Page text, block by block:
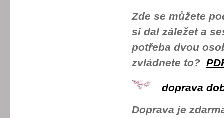
Zde se můžete
si dal záležet a
potřeba dvou
zvládnete to?
doprava
Doprava je